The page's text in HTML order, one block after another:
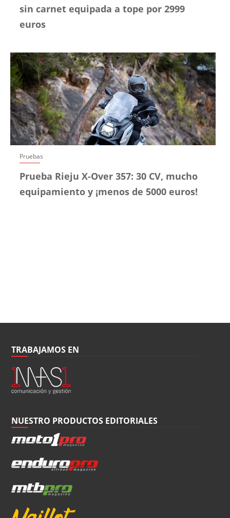
sin carnet equipada a tope por 2999
euros
Pruebas
Prueba Rieju X-Over 357: 30 CV, mucho
equipamiento y ¡menos de 5000 euros!
TRABAJAMOS EN
NUESTRO PRODUCTOS EDITORIALES